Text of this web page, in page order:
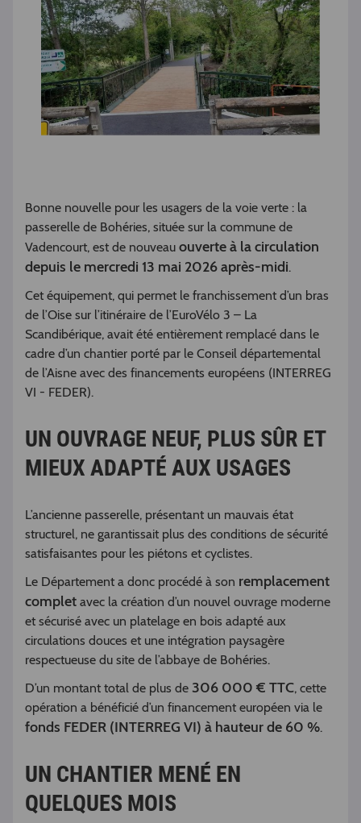
Bonne nouvelle pour les usagers de la voie verte : la
passerelle de Bohéries, située sur la commune de
Vadencourt, est de nouveau ouverte à la circulation
depuis le mercredi 13 mai 2026 après-midi.
Cet équipement, qui permet le franchissement d’un bras
de l’Oise sur l’itinéraire de l’EuroVélo 3 – La
Scandibérique, avait été entièrement remplacé dans le
cadre d’un chantier porté par le Conseil départemental
de l’Aisne avec des financements européens (INTERREG
VI - FEDER).
UN OUVRAGE NEUF, PLUS SÛR ET
MIEUX ADAPTÉ AUX USAGES
L’ancienne passerelle, présentant un mauvais état
structurel, ne garantissait plus des conditions de sécurité
satisfaisantes pour les piétons et cyclistes.
Le Département a donc procédé à son remplacement
complet avec la création d’un nouvel ouvrage moderne
et sécurisé avec un platelage en bois adapté aux
circulations douces et une intégration paysagère
respectueuse du site de l’abbaye de Bohéries.
D’un montant total de plus de 306 000 € TTC, cette
opération a bénéficié d’un financement européen via le
fonds FEDER (INTERREG VI) à hauteur de 60 %.
UN CHANTIER MENÉ EN
QUELQUES MOIS